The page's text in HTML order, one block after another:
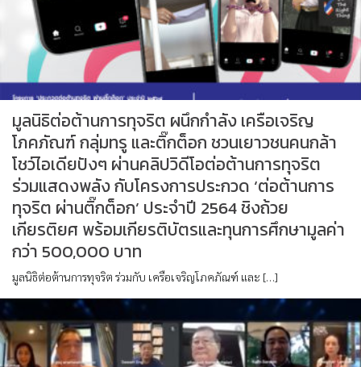
มูลนิธิต่อต้านการทุจริต ผนึกกำลัง เครือเจริญ
โภคภัณฑ์ กลุ่มทรู และติ๊กต็อก ชวนเยาวชนคนกล้า
โชว์ไอเดียปังๆ ผ่านคลิปวิดีโอต่อต้านการทุจริต
ร่วมแสดงพลัง กับโครงการประกวด ‘ต่อต้านการ
ทุจริต ผ่านติ๊กต็อก’ ประจำปี 2564 ชิงถ้วย
เกียรติยศ พร้อมเกียรติบัตรและทุนการศึกษามูลค่า
กว่า 500,000 บาท
มูลนิธิต่อต้านการทุจริต ร่วมกับ เครือเจริญโภคภัณฑ์ และ […]